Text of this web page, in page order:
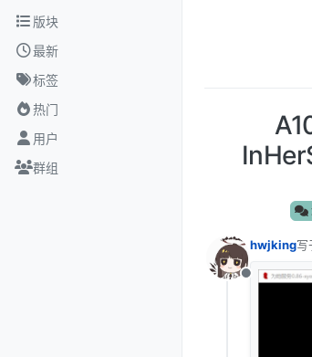
跳转至内容
版块
最新
标签
热门
用户
群组
离线
hwjking写
最